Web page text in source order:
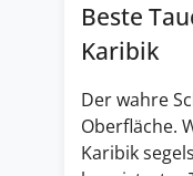
Beste
Karibik
Der wahre
Oberfläche.
Karibik